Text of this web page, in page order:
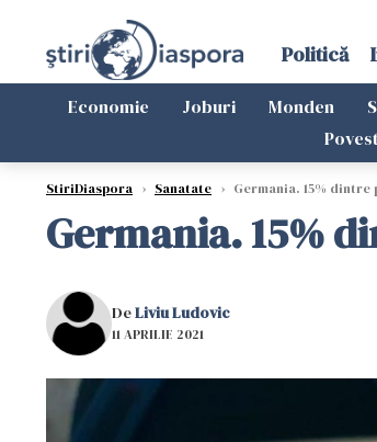
Politică
Economie Joburi Monden
StiriDiaspora › Sanatate › Germania. 15%
Germania. 15%
DeLiviu Ludovic
11 APRILIE 2021